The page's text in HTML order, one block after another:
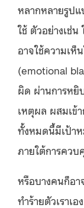
หลากหลายรูป
ใช้ ตัวอย่างเช่
อาจใช้ความเ
(emotional
ผิด ผ่านการหยิ
เหตุผล ผสมเข้
ทั้งหมดนี้มีเป้า
ภายใต้การควบ
หรือบางคนก็อา
ทำร้ายตัวเราเ